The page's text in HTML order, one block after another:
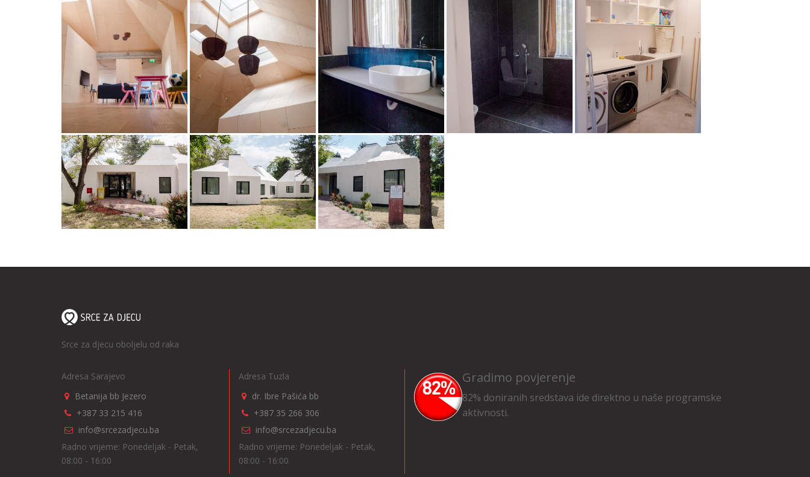
Srce za djecu oboljelu od raka
Adresa Sarajevo
Betanija bb Jezero
+387 33 215 416
info@srcezadjecu.ba
Radno vrijeme: Ponedeljak - Petak,
08:00 - 16:00
Adresa Tuzla
dr. Ibre Pašića bb
+387 35 266 306
info@srcezadjecu.ba
Radno vrijeme: Ponedeljak - Petak,
08:00 - 16:00
Gradimo povjerenje
82% doniranih sredstava ide direktno u naše programske
aktivnosti.